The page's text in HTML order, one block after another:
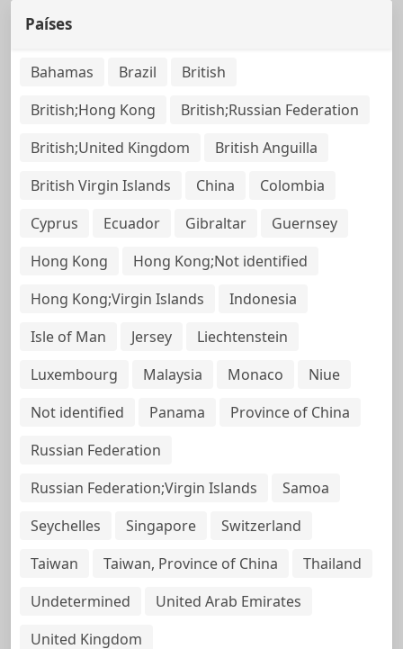
Países
Bahamas Brazil
British
British;Hong Kong
British;Russian Federation
British;United Kingdom
British Anguilla
British Virgin Islands
China
Colombia
Cyprus
Ecuador Gibraltar
Guernsey
Hong Kong
Hong Kong;Not identified
Hong Kong;Virgin Islands
Indonesia
Isle of Man
Jersey
Liechtenstein
Luxembourg
Malaysia Monaco
Niue
Not identified
Panama
Province of China
Russian Federation
Russian Federation;Virgin Islands
Samoa
Seychelles
Singapore
Switzerland
Taiwan
Taiwan, Province of China
Thailand
Undetermined
United Arab Emirates
United Kingdom